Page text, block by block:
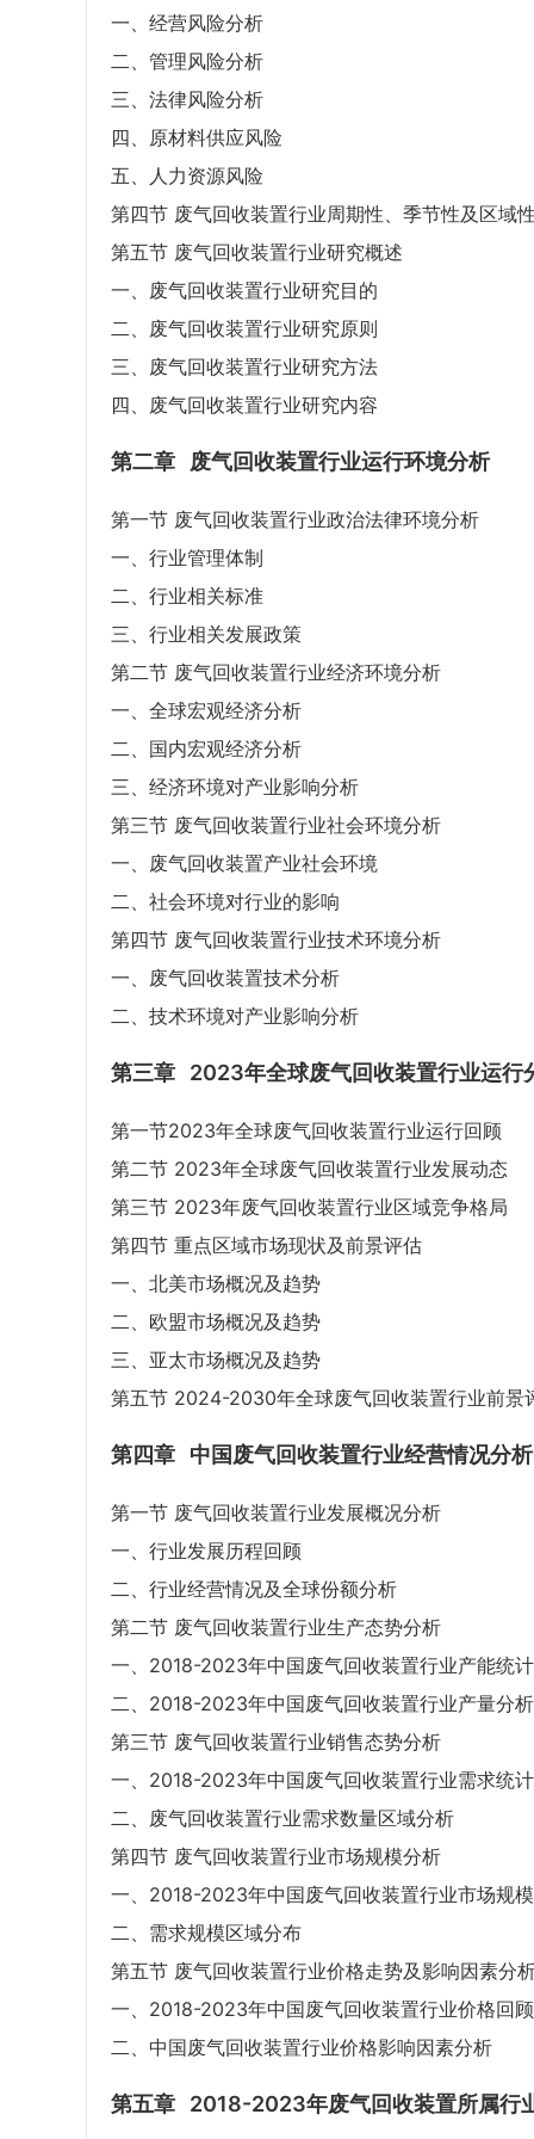
一、经营风险分析
二、管理风险分析
三、法律风险分析
四、原材料供应风险
五、人力资源风险
第四节 废气回收装置行业周期性、季节性及区域
第五节 废气回收装置行业研究概述
一、废气回收装置行业研究目的
二、废气回收装置行业研究原则
三、废气回收装置行业研究方法
四、废气回收装置行业研究内容
第二章 废气回收装置行业运行环境分析
第一节 废气回收装置行业政治法律环境分析
一、行业管理体制
二、行业相关标准
三、行业相关发展政策
第二节 废气回收装置行业经济环境分析
一、全球宏观经济分析
二、国内宏观经济分析
三、经济环境对产业影响分析
第三节 废气回收装置行业社会环境分析
一、废气回收装置产业社会环境
二、社会环境对行业的影响
第四节 废气回收装置行业技术环境分析
一、废气回收装置技术分析
二、技术环境对产业影响分析
第三章 2023年全球废气回收装置行业运行
第一节2023年全球废气回收装置行业运行回顾
第二节 2023年全球废气回收装置行业发展动态
第三节 2023年废气回收装置行业区域竞争格局
第四节 重点区域市场现状及前景评估
一、北美市场概况及趋势
二、欧盟市场概况及趋势
三、亚太市场概况及趋势
第五节 2024-2030年全球废气回收装置行业前景
第四章 中国废气回收装置行业经营情况分析
第一节 废气回收装置行业发展概况分析
一、行业发展历程回顾
二、行业经营情况及全球份额分析
第二节 废气回收装置行业生产态势分析
一、2018-2023年中国废气回收装置行业产能统计
二、2018-2023年中国废气回收装置行业产量分析
第三节 废气回收装置行业销售态势分析
一、2018-2023年中国废气回收装置行业需求统计
二、废气回收装置行业需求数量区域分析
第四节 废气回收装置行业市场规模分析
一、2018-2023年中国废气回收装置行业市场规
二、需求规模区域分布
第五节 废气回收装置行业价格走势及影响因素分
一、2018-2023年中国废气回收装置行业价格回顾
二、中国废气回收装置行业价格影响因素分析
第五章 2018-2023年废气回收装置所属行